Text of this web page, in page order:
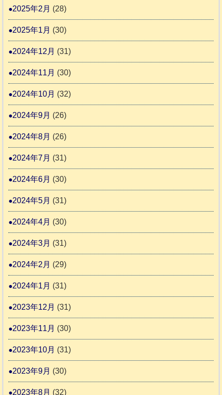
2025年2月 (28)
2025年1月 (30)
2024年12月 (31)
2024年11月 (30)
2024年10月 (32)
2024年9月 (26)
2024年8月 (26)
2024年7月 (31)
2024年6月 (30)
2024年5月 (31)
2024年4月 (30)
2024年3月 (31)
2024年2月 (29)
2024年1月 (31)
2023年12月 (31)
2023年11月 (30)
2023年10月 (31)
2023年9月 (30)
2023年8月 (32)